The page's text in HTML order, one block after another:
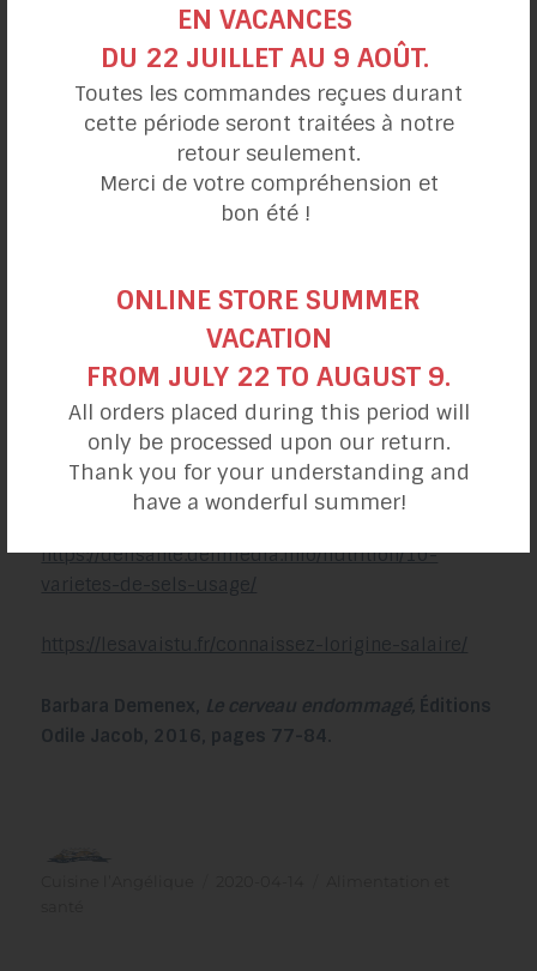
https://ici.radio-
canada.ca/actualite/v2/lepicerie/niveau2_4587.sh
http://www.infosa.com/fr/sel/types#.Xl_-bENCdUc
sante/alimentation/quel-sel-choisir?page=all
https://www.fraichementpresse.ca/cuisine/trucs-
astuces/quel-sel-utiliser-1.2231988
https://www.coleandmason.fr/blog/les-differents-
types-de-sel-n48
https://defisante.defimedia.info/nutrition/10-
varietes-de-sels-usage/
https://lesavaistu.fr/connaissez-lorigine-salaire/
Barbara Demenex, Le cerveau endommagé, Éditions
Odile Jacob, 2016, pages 77-84.
EN VACANCES
DU 22 JUILLET AU 9 AOÛT.
Toutes les commandes reçues durant
cette période seront traitées à notre
retour seulement.
Merci de votre compréhension et
bon été !
ONLINE STORE SUMMER
VACATION
FROM JULY 22 TO AUGUST 9.
All orders placed during this period will
only be processed upon our return.
Thank you for your understanding and
have a wonderful summer!